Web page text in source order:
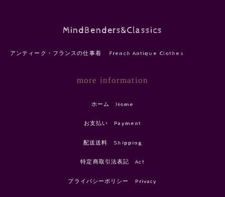
MindBenders&Classics
アンティーク・フランスの仕事着 French Antique Clothes
more information
ホーム Home
お支払い Payment
配送送料 Shipping
特定商取引法表記 Act
プライバシーポリシー Privacy